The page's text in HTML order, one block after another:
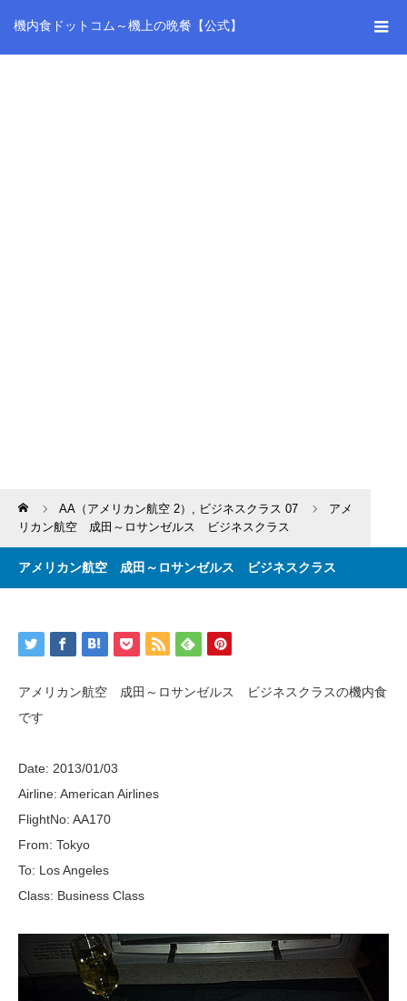
機内食ドットコム～機上の晩餐【公式】
Home AA（アメリカン航空 2） , ビジネスクラス 07
アメ
リカン航空 成田～ロサンゼルス ビジネスクラス
アメリカン航空 成田～ロサンゼルス ビジネスクラス
アメリカン航空 成田～ロサンゼルス ビジネスクラスの機内食
です
Date: 2013/01/03
Airline: American Airlines
FlightNo: AA170
From: Tokyo
To: Los Angeles
Class: Business Class